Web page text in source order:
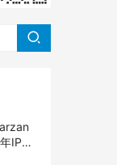
IP下